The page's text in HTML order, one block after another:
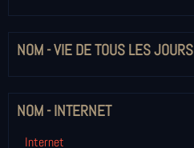
NOM - VIE DE TOUS LES JOURS
NOM - INTERNET
Internet